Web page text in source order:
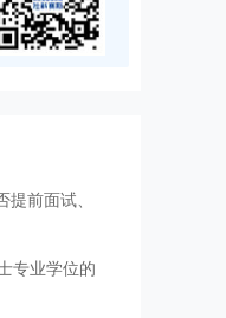
前面试、
专业学位的